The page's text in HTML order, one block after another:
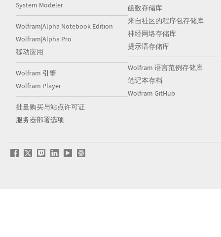
System Modeler
Wolfram|Alpha Notebook Edition
Wolfram|Alpha Pro
移动应用
Wolfram 引擎
Wolfram Player
批量购买与站点许可证
服务器部署选项
函数存储库
来自社区的程序包存储库
神经网络存储库
提示语存储库
Wolfram 语言范例存储库
笔记本存档
Wolfram GitHub